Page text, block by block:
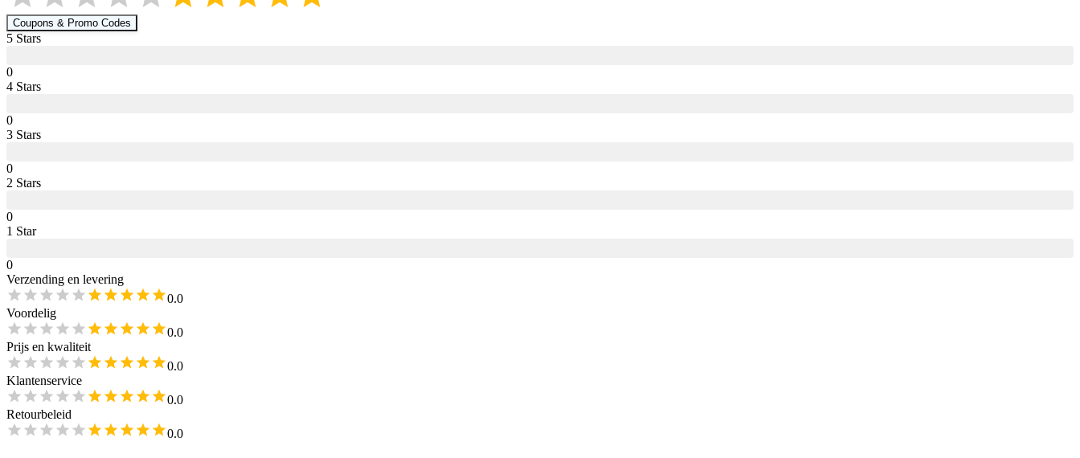
Coupons & Promo Codes
5 Stars
0
4 Stars
0
3 Stars
0
2 Stars
0
1 Star
0
Verzending en levering
0.0
Voordelig
0.0
Prijs en kwaliteit
0.0
Klantenservice
0.0
Retourbeleid
0.0